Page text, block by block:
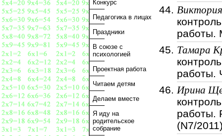
Конкурс
Педагогика в лицах
Праздники
В союзе с
психологией
Проектная работа
Читаем детям
Делаем вместе
Я иду на
родительское
собрание
работы.
Тамара
работы.
Ирина
работы.
(N7/